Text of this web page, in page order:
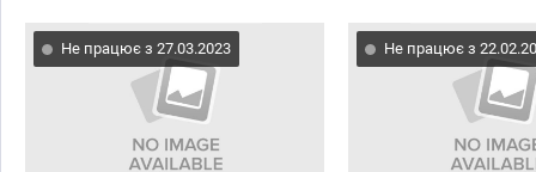
Не працює з 27.03.2023 Не працює з